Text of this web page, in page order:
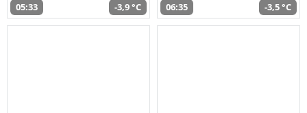
05:33 -3,9 °C 06:35 -3,5 °C